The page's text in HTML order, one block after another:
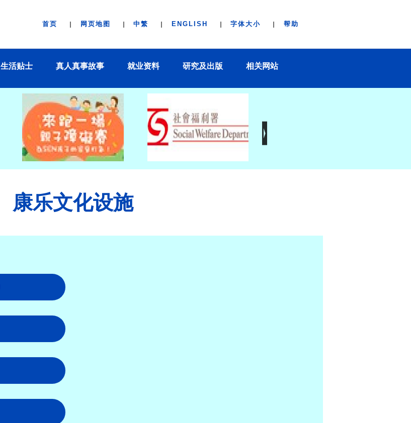
首页 网页地图 中繁 ENGLISH 字体大小 帮助
生活贴士 真人真事故事 就业资料 研究及出版 相关网站
康乐文化设施